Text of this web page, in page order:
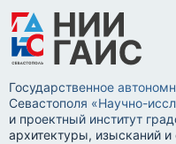
Государственное
Севастополя «Научно-
и проектный институт
архитектуры, изысканий